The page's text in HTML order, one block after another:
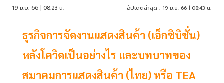
19 มิ.ย. 66 | 08:23 น. อัปเดตล่าสุด : 19 มิ.ย. 66 | 08:43 น.
ธุรกิจการจัดงานแสดงสินค้า (เอ็กซิบิชั่น)
หลังโควิดเป็นอย่างไร และบทบาทของ
สมาคมการแสดงสินค้า (ไทย) หรือ TEA